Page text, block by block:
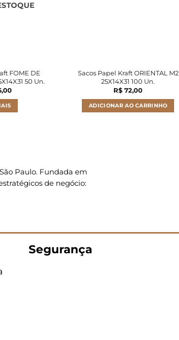
FOME DE
50 Un.
Sacos Papel Kraft ORIENTAL M2
25X14X31 100 Un.
R$ 72,00
ADICIONAR AO CARRINHO
Paulo. Fundada em
de negócio:
Segurança